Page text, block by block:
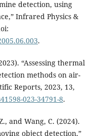
detection, using
Infrared Physics &
.
“Assessing thermal
methods on air-
Reports, 2023, 13,
023-34791-8.
and Wang, C. (2024).
object detection,”